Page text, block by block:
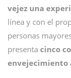
vejez una
línea y con el
personas
presenta cinco
envejecimiento